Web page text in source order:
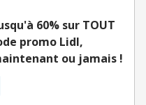
60% sur TOUT
promo Lidl,
ou jamais !